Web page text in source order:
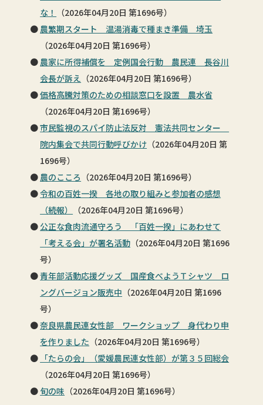
な！
（2026年04月20日 第1696号）
農繁期スタート 温湯消毒で種まき準備 埼玉
（2026年04月20日 第1696号）
農家に所得補償を 定例国会行動 農民連 長谷川
会長が訴え （2026年04月20日 第1696号）
価格高騰対策のための相談窓口を設置 農水省
（2026年04月20日 第1696号）
市民監視のスパイ防止法反対 憲法共同センター
院内集会で共同行動呼びかけ （2026年04月20日 第
1696号）
農のこころ （2026年04月20日 第1696号）
令和の百姓一揆 各地の取り組みと参加者の感想
（続報）
（2026年04月20日 第1696号）
公正な食肉流通守ろう 「百姓一揆」にあわせて
「考える会」が署名活動 （2026年04月20日 第1696
号）
青年部活動応援グッズ 国産食べようＴシャツ ロ
ングバージョン販売中 （2026年04月20日 第1696
号）
奈良県農民連女性部 ワークショップ 身代わり申
を作りました （2026年04月20日 第1696号）
「たらの会」（愛媛農民連女性部）が第３５回総会
（2026年04月20日 第1696号）
旬の味 （2026年04月20日 第1696号）